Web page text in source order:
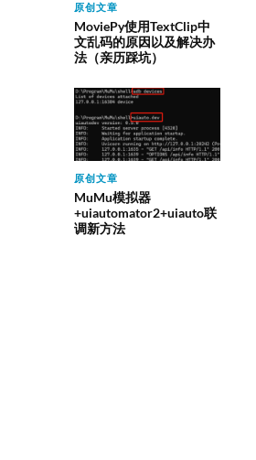
原创文章
MoviePy使用TextClip中
文乱码的原因以及解决办
法（亲历踩坑）
原创文章
MuMu模拟器
+uiautomator2+uiauto联
调新方法